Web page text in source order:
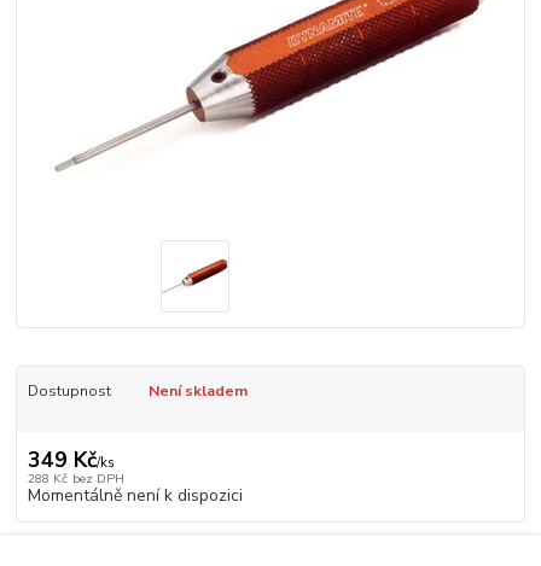
Dostupnost Není skladem
349 Kč/ks
288 Kč bez DPH
Momentálně není k dispozici